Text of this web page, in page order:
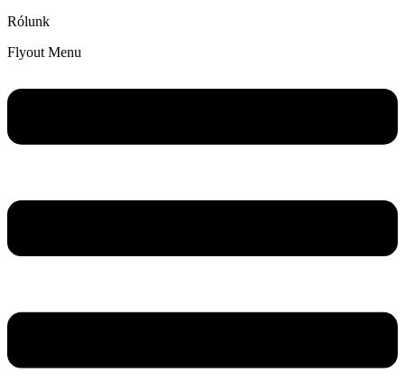
Rólunk
Flyout Menu